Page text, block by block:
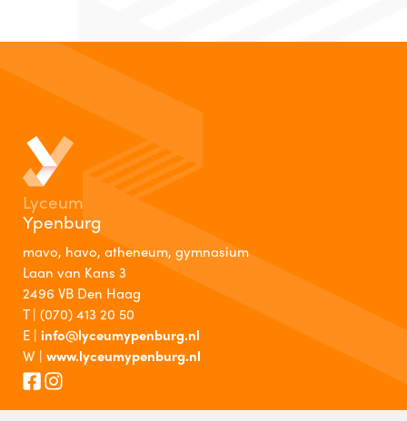
Lyceum
Ypenburg
mavo, havo, atheneum, gymnasium
Laan van Kans 3
2496 VB Den Haag
T | (070) 413 20 50
E | info@lyceumypenburg.nl
W | www.lyceumypenburg.nl